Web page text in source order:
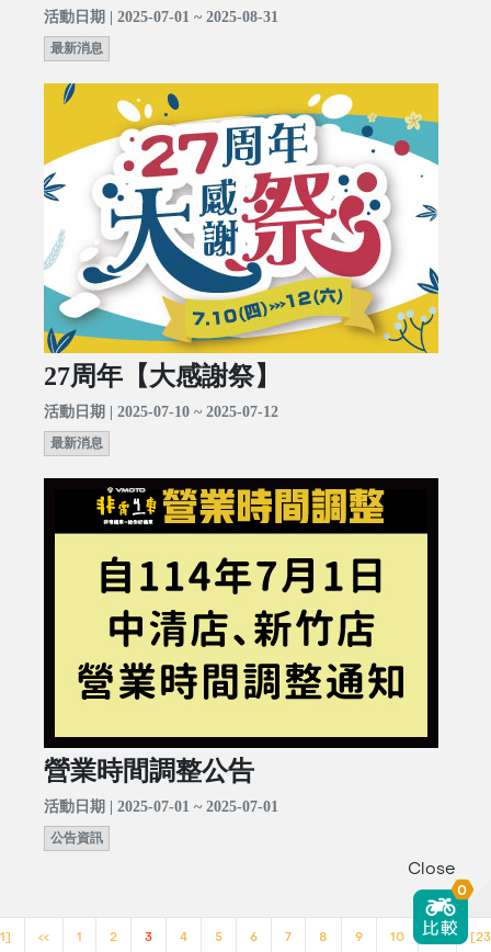
活動日期 | 2025-07-01 ~ 2025-08-31
最新消息
27周年【大感謝祭】
活動日期 | 2025-07-10 ~ 2025-07-12
最新消息
營業時間調整公告
活動日期 | 2025-07-01 ~ 2025-07-01
公告資訊
<< 1 2 3 4 5 6 7 8 9 10 >>
Close
0